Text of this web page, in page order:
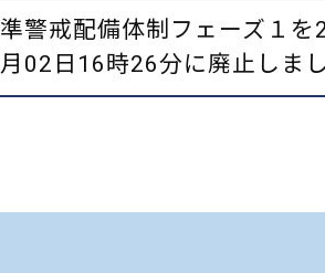
準警戒配備体制フェーズ１
月02日16時26分に廃止しま